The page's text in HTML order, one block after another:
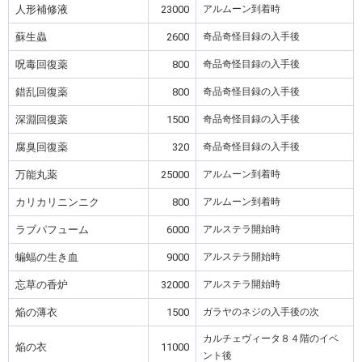
人形補修液 23000 アルムーン到着時
蘇生蟲 2600 奇品奇怪目録の入手後
呪毒回復薬 800 奇品奇怪目録の入手後
錯乱回復薬 800 奇品奇怪目録の入手後
深淵回復薬 1500 奇品奇怪目録の入手後
腐臭回復薬 320 奇品奇怪目録の入手後
万能丸薬 25000 アルムーン到着時
カリカリニンニク 800 アルムーン到着時
ラブパフューム 6000 アルステラ開始時
蝙蝠の生き血 9000 アルステラ開始時
忘草の香炉 32000 アルステラ開始時
焔の薄衣 1500 ガラヤのネジの入手後の次
焔の衣 11000
カルチェヴィータ８４階のイベ
ント後